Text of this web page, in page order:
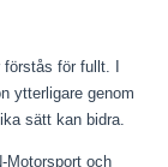
för fullt. I
ytterligare genom
sätt kan bidra.
Motorsport och